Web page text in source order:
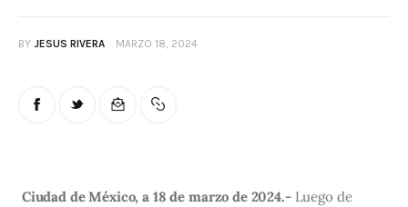
BY JESUS RIVERA MARZO 18, 2024
Ciudad de México, a 18 de marzo de 2024.- Luego de